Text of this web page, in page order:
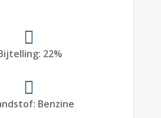
: 22%
: Benzine